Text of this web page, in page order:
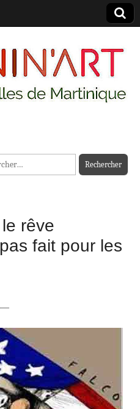
:
rêve
fait pour les
—